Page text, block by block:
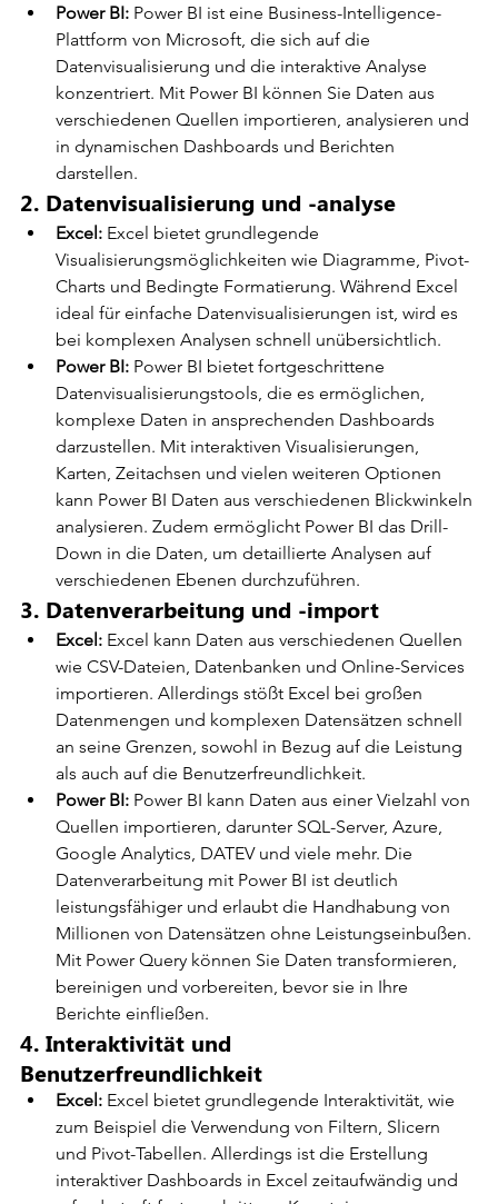
Power BI: Power BI ist eine Business-Intelligence-
Plattform von Microsoft, die sich auf die
Datenvisualisierung und die interaktive Analyse
konzentriert. Mit Power BI können Sie Daten aus
verschiedenen Quellen importieren, analysieren und
in dynamischen Dashboards und Berichten
darstellen.
2. Datenvisualisierung und -analyse
Excel: Excel bietet grundlegende
Visualisierungsmöglichkeiten wie Diagramme, Pivot-
Charts und Bedingte Formatierung. Während Excel
ideal für einfache Datenvisualisierungen ist, wird es
bei komplexen Analysen schnell unübersichtlich.
Power BI: Power BI bietet fortgeschrittene
Datenvisualisierungstools, die es ermöglichen,
komplexe Daten in ansprechenden Dashboards
darzustellen. Mit interaktiven Visualisierungen,
Karten, Zeitachsen und vielen weiteren Optionen
kann Power BI Daten aus verschiedenen Blickwinkeln
analysieren. Zudem ermöglicht Power BI das Drill-
Down in die Daten, um detaillierte Analysen auf
verschiedenen Ebenen durchzuführen.
3. Datenverarbeitung und -import
Excel: Excel kann Daten aus verschiedenen Quellen
wie CSV-Dateien, Datenbanken und Online-Services
importieren. Allerdings stößt Excel bei großen
Datenmengen und komplexen Datensätzen schnell
an seine Grenzen, sowohl in Bezug auf die Leistung
als auch auf die Benutzerfreundlichkeit.
Power BI: Power BI kann Daten aus einer Vielzahl von
Quellen importieren, darunter SQL-Server, Azure,
Google Analytics, DATEV und viele mehr. Die
Datenverarbeitung mit Power BI ist deutlich
leistungsfähiger und erlaubt die Handhabung von
Millionen von Datensätzen ohne Leistungseinbußen.
Mit Power Query können Sie Daten transformieren,
bereinigen und vorbereiten, bevor sie in Ihre
Berichte einfließen.
4. Interaktivität und
Benutzerfreundlichkeit
Excel: Excel bietet grundlegende Interaktivität, wie
zum Beispiel die Verwendung von Filtern, Slicern
und Pivot-Tabellen. Allerdings ist die Erstellung
interaktiver Dashboards in Excel zeitaufwändig und